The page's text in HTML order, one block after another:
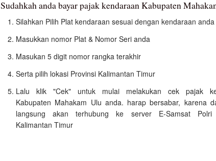
Sudahkah anda bayar pajak kendaraan Kabupaten
Silahkan Pilih Plat kendaraan sesuai dengan kendaraan anda
Masukkan nomor Plat & Nomor Seri anda
Masukan 5 digit nomor rangka terakhir
Serta pilih lokasi Provinsi Kalimantan Timur
Lalu klik "Cek" untuk mulai melakukan cek pajak
Kabupaten Mahakam Ulu anda. harap bersabar, karena
langsung akan terhubung ke server E-Samsat Polri
Kalimantan Timur